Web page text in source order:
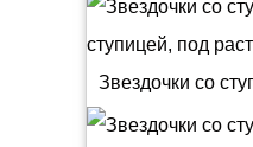
Звездочки со